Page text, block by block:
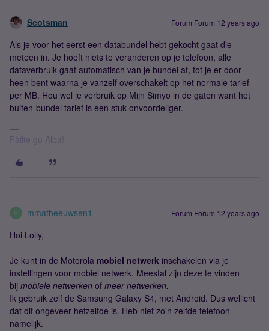
Scotsman Forum|Forum|12 years ago
Als je voor het eerst een databundel hebt gekocht gaat die
meteen in. Je hoeft niets te veranderen op je telefoon, alle
dataverbruik gaat automatisch van je bundel af, tot je er door
heen bent waarna je vanzelf overschakelt op het normale tarief
per MB. Hou wel je verbruik op Mijn Simyo in de gaten want het
buiten-bundel tarief is een stuk onvoordeliger.
Fàilte gu Alba!
M mmatheeuwsen1 Forum|Forum|12 years ago
Hoi Lolly,
Je kunt in de Motorola mobiel netwerk inschakelen via je
instellingen voor mobiel netwerk. Meestal zijn deze te vinden
bij mobiele netwerken of meer netwerken.
Ik gebruik zelf de Samsung Galaxy S4, met Android. Dus wellicht
dat dit ongeveer hetzelfde is. Heb niet zo'n zelfde telefoon
namelijk.